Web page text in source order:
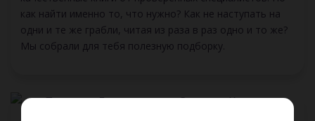
как найти именно то, что нужно? Как не наступать на
одни и те же грабли, читая из раза в раз одно и то же?
Мы собрали для тебя полезную подборку.